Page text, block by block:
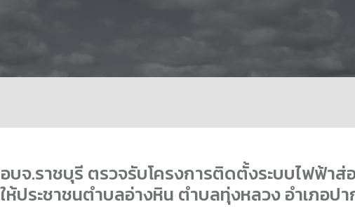
อบจ.ราชบุรี ตรวจรับโครงการติดตั้งระบบไฟฟ้า
ให้ประชาชนตำบลอ่างหิน ตำบลทุ่งหลวง อำเภอป